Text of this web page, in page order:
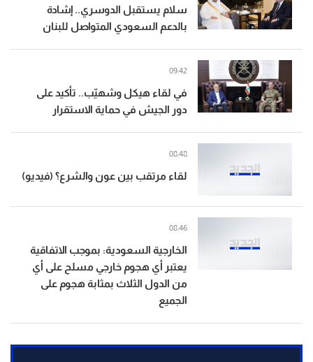
سلام يستقبل الدوسري.. إشادة
بالدعم السعودي المتواصل للبنان
في لقاء هيكل وشهيّب.. تأكيد على
دور الجيش في حماية الاستقرار
09:42
لقاء مرتقب بين عون والشرع؟ (فيديو)
08:48
الخارجية السعودية: بموجب الاتفاقية
يعتبر أي هجوم خارجي مسلح على أي
من الدول الثلاث بمثابة هجوم على
الجميع
08:46